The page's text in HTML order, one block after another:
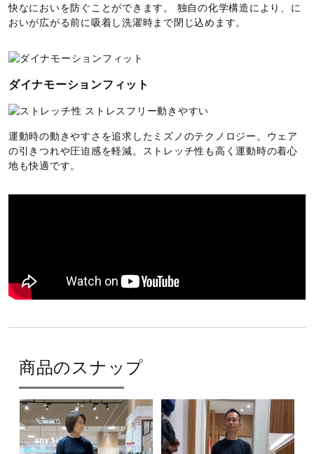
快なにおいを防ぐことができます。 独自の化学構造により、に
おいが広がる前に吸着し洗濯時まで閉じ込めます。
ダイナモーションフィット
運動時の動きやすさを追求したミズノのテクノロジー。ウェア
の引きつれや圧迫感を軽減。ストレッチ性も高く運動時の着心
地も快適です。
商品のスナップ